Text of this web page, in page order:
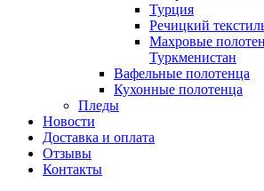
Турция
Речицкий
Махровые
Туркменистан
Вафельные полотенца
Кухонные полотенца
Пледы
Новости
Доставка и оплата
Отзывы
Контакты